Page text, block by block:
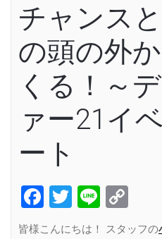
チャンス
の頭の外
くる！～
ァー21イ
ート
Facebook
Twitter
Line
皆様こんにちは！ スタッフの